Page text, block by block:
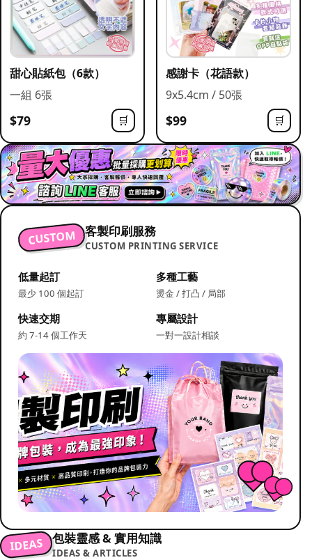
甜心貼紙包（6款）
一組 6張
$79 🛒
感謝卡（花語款）
9x5.4cm / 50張
$99 🛒
CUSTOM 客製印刷服務
CUSTOM PRINTING SERVICE
低量起訂
最少 100 個起訂
多種工藝
燙金 / 打凸 / 局部
快速交期
約 7-14 個工作天
專屬設計
一對一設計相談
IDEAS 包裝靈感 & 實用知識
IDEAS & ARTICLES